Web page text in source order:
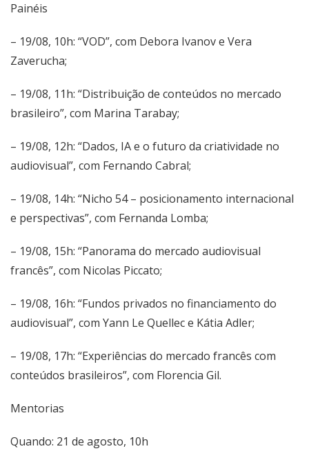
Painéis
– 19/08, 10h: “VOD”, com Debora Ivanov e Vera
Zaverucha;
– 19/08, 11h: “Distribuição de conteúdos no mercado
brasileiro”, com Marina Tarabay;
– 19/08, 12h: “Dados, IA e o futuro da criatividade no
audiovisual”, com Fernando Cabral;
– 19/08, 14h: “Nicho 54 – posicionamento internacional
e perspectivas”, com Fernanda Lomba;
– 19/08, 15h: “Panorama do mercado audiovisual
francês”, com Nicolas Piccato;
– 19/08, 16h: “Fundos privados no financiamento do
audiovisual”, com Yann Le Quellec e Kátia Adler;
– 19/08, 17h: “Experiências do mercado francês com
conteúdos brasileiros”, com Florencia Gil.
Mentorias
Quando: 21 de agosto, 10h